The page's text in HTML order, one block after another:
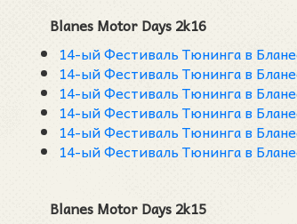
Blanes Motor Days 2k16
14-ый Фестиваль Тюнинга в
14-ый Фестиваль Тюнинга в
14-ый Фестиваль Тюнинга в
14-ый Фестиваль Тюнинга в
14-ый Фестиваль Тюнинга в
14-ый Фестиваль Тюнинга в
Blanes Motor Days 2k15